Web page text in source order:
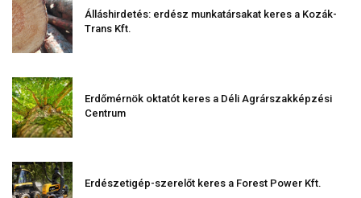
Álláshirdetés: erdész munkatársakat keres a Kozák-
Trans Kft.
Erdőmérnök oktatót keres a Déli Agrárszakképzési
Centrum
Erdészetigép-szerelőt keres a Forest Power Kft.